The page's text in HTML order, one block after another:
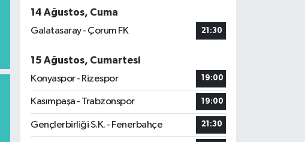
14 Ağustos, Cuma
Galatasaray - Çorum FK
21:30
15 Ağustos, Cumartesi
Konyaspor - Rizespor
19:00
Kasımpaşa - Trabzonspor 19:00
Gençlerbirliği S.K. - Fenerbahçe 21:30